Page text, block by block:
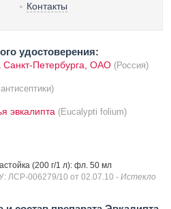
Контакты
удостоверения:
Петербурга, ОАО (Россия)
эвкалипта (Eucalypti folium)
(200 г/1 л): фл. 50 мл
ЛСР-006279/10 от 02.07.10 - Истекло